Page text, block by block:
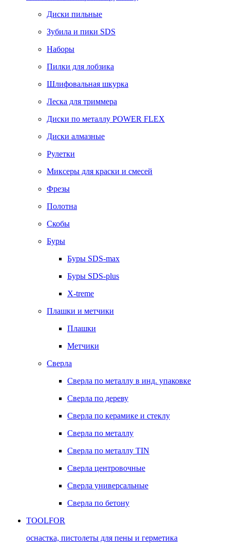
Диски пильные
Зубила и пики SDS
Наборы
Пилки для лобзика
Шлифовальная шкурка
Леска для триммера
Диски по металлу POWER FLEX
Диски алмазные
Рулетки
Миксеры для краски и смесей
Фрезы
Полотна
Скобы
Буры
Буры SDS-max
Буры SDS-plus
X-treme
Плашки и метчики
Плашки
Метчики
Сверла
Сверла по металлу в инд. упаковке
Сверла по дереву
Сверла по керамике и стеклу
Сверла по металлу
Сверла по металлу TIN
Сверла центровочные
Сверла универсальные
Сверла по бетону
TOOLFOR
оснастка, пистолеты для пены и герметика